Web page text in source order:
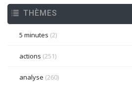
THÈMES
5 minutes (2)
actions (251)
analyse (260)